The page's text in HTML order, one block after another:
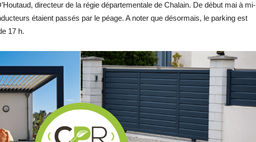
directeur de la régie départementale de Chalain. De début mai à mi-
étaient passés par le péage. A noter que désormais, le parking est
17 h.